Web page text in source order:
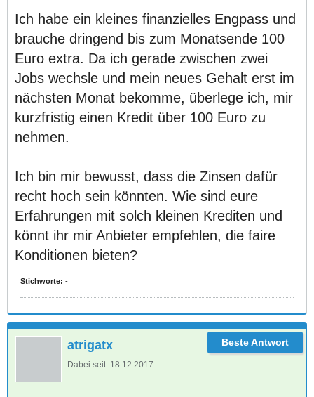
Ich habe ein kleines finanzielles Engpass und
brauche dringend bis zum Monatsende 100
Euro extra. Da ich gerade zwischen zwei
Jobs wechsle und mein neues Gehalt erst im
nächsten Monat bekomme, überlege ich, mir
kurzfristig einen Kredit über 100 Euro zu
nehmen.
Ich bin mir bewusst, dass die Zinsen dafür
recht hoch sein könnten. Wie sind eure
Erfahrungen mit solch kleinen Krediten und
könnt ihr mir Anbieter empfehlen, die faire
Konditionen bieten?
Stichworte: -
atrigatx
Dabei seit: 18.12.2017